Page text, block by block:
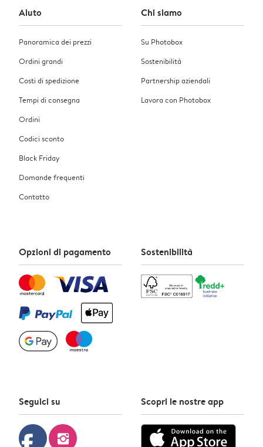
Aiuto
Panoramica dei prezzi
Ordini grandi
Costi di spedizione
Tempi di consegna
Ordini
Codici sconto
Black Friday
Domande frequenti
Contatto
Chi siamo
Su Photobox
Sostenibilità
Partnership aziendali
Lavora con Photobox
Opzioni di pagamento Sostenibilità
Seguici su
instagram
Scopri le nostre app